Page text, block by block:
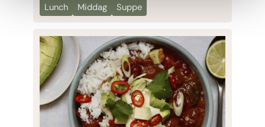
Lunch Middag Suppe